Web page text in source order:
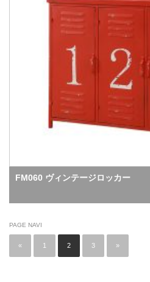
FM060 ヴィンテージロッカー
PAGE NAVI
« 1 2 3 »